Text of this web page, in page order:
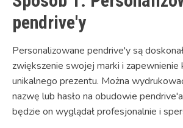
pendrive'y
Personalizowane pendrive'y są
zwiększenie swojej marki i zapewnienie
unikalnego prezentu. Można
nazwę lub hasło na obudowie
będzie on wyglądał profesjonalnie i